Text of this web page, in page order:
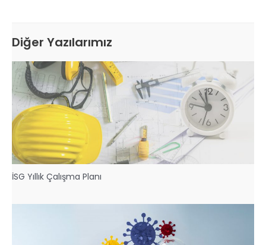
Diğer Yazılarımız
İSG Yıllık Çalışma Planı